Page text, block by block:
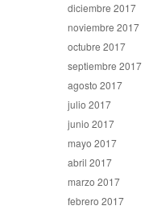
diciembre 2017
noviembre 2017
octubre 2017
septiembre 2017
agosto 2017
julio 2017
junio 2017
mayo 2017
abril 2017
marzo 2017
febrero 2017